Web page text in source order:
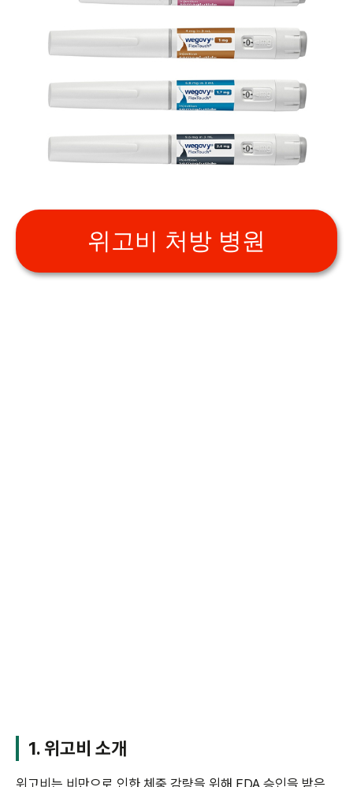
위고비 처방 병원
1. 위고비 소개
위고비는 비만으로 인한 체중 감량을 위해 FDA 승인을 받은